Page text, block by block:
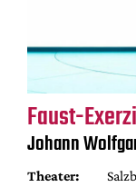
Faust-
Johann
Theater: